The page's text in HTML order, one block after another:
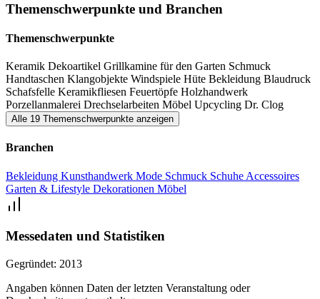
Themenschwerpunkte und Branchen
Themenschwerpunkte
Keramik Dekoartikel Grillkamine für den Garten Schmuck
Handtaschen Klangobjekte Windspiele Hüte Bekleidung Blaudruck
Schafsfelle Keramikfliesen Feuertöpfe Holzhandwerk
Porzellanmalerei Drechselarbeiten Möbel Upcycling Dr. Clog
Alle 19 Themenschwerpunkte anzeigen
Branchen
Bekleidung Kunsthandwerk Mode Schmuck Schuhe Accessoires
Garten & Lifestyle Dekorationen Möbel
Messedaten und Statistiken
Gegründet: 2013
Angaben können Daten der letzten Veranstaltung oder